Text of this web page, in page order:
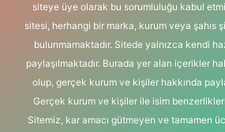
siteye üye olarak bu sorumluluğu kabul
sitesi, herhangi bir marka, kurum veya şahıs
bulunmamaktadır. Sitede yalnızca kendi
paylaşılmaktadır. Burada yer alan içerikler
olup, gerçek kurum ve kişiler hakkında
Gerçek kurum ve kişiler ile isim
Sitemiz, kar amacı gütmeyen ve tamamen